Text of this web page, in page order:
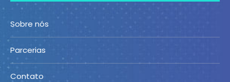
Sobre nós
Parcerias
Contato